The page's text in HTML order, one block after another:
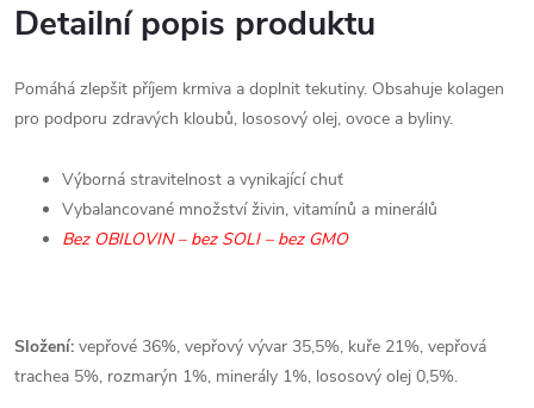
Detailní popis produktu
Pomáhá zlepšit příjem krmiva a doplnit tekutiny. Obsahuje kolagen
pro podporu zdravých kloubů, lososový olej, ovoce a byliny.
Výborná stravitelnost a vynikající chuť
Vybalancované množství živin, vitamínů a minerálů
Bez OBILOVIN – bez SOLI – bez GMO
Složení: vepřové 36%, vepřový vývar 35,5%, kuře 21%, vepřová
trachea 5%, rozmarýn 1%, minerály 1%, lososový olej 0,5%.